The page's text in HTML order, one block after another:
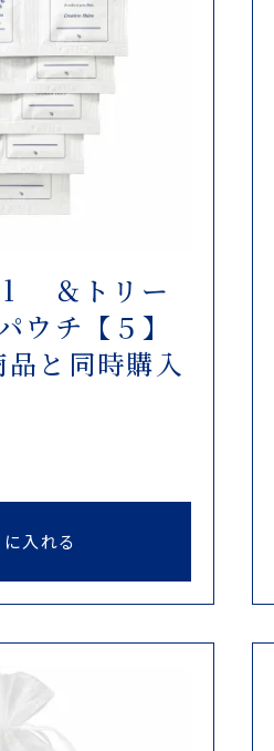
＆トリー
ウチ【５】
と同時購入
入れる